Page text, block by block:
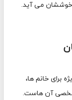
خوششان می آید.
برای خانم ها،
شخصی آن هاست.